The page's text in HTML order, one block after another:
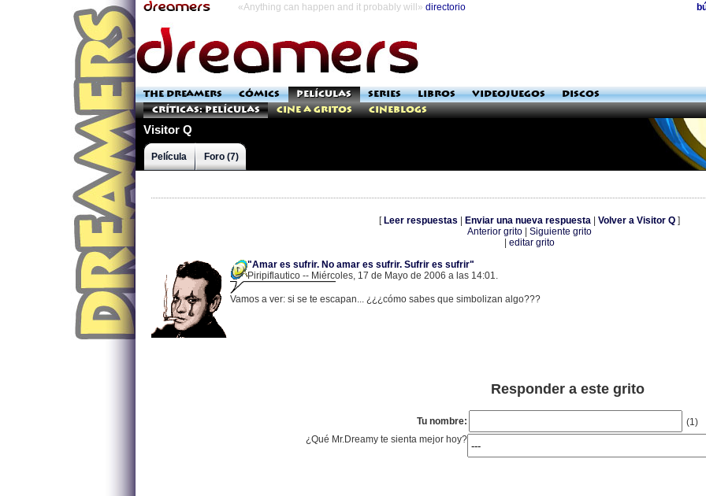
«Anything can happen and it probably will» directorio
THE DREAMERS CÓMICS PELÍCULAS SERIES LIBROS VIDEOJUEGOS
DISCOS
Críticas: Películas
Cine a Gritos Cineblogs
Visitor Q
Película Foro (7)
[ Leer respuestas Enviar una nueva respuesta Volver a Visitor Q ]
Anterior grito
Siguiente grito
editar grito
"Amar es sufrir. No amar es sufrir. Sufrir es sufrir"
Piripiflautico -- Miércoles, 17 de Mayo de 2006 a las 14:01.
Vamos a ver: si se te escapan... ¿¿¿cómo sabes que simbolizan algo???
Responder a este grito
Tu nombre:
(1)
¿Qué Mr.Dreamy te sienta mejor hoy?